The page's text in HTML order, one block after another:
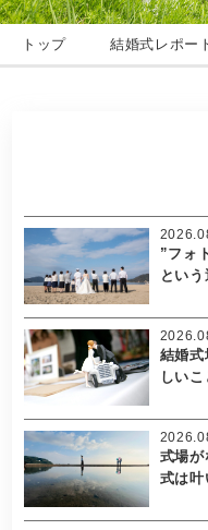
トップ 結婚式レポー
”フォ
とい
結婚式
しいこ
式場が
式は叶